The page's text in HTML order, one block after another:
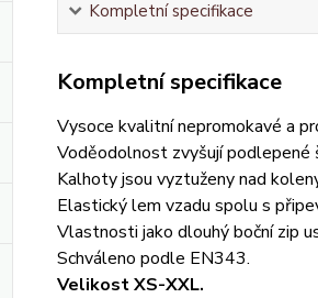
Kompletní specifikace
Kompletní specifikace
Vysoce kvalitní nepromokavé a
Voděodolnost zvyšují podlepené
Kalhoty jsou vyztuženy nad
Elastický lem vzadu spolu s
Vlastnosti jako dlouhý boční zip
Schváleno podle EN343.
Velikost XS-XXL.